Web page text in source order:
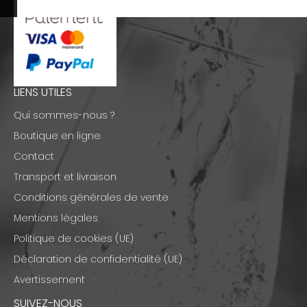
LIENS UTILES
Qui sommes-nous ?
Boutique en ligne
Contact
Transport et livraison
Conditions générales de vente
Mentions légales
Politique de cookies (UE)
Déclaration de confidentialité (UE)
Avertissement
SUIVEZ-NOUS